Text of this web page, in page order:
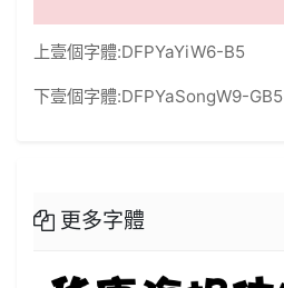
上壹個字體:DFPYaYiW6-B5
下壹個字體:DFPYaSongW9-GB5
更多字體